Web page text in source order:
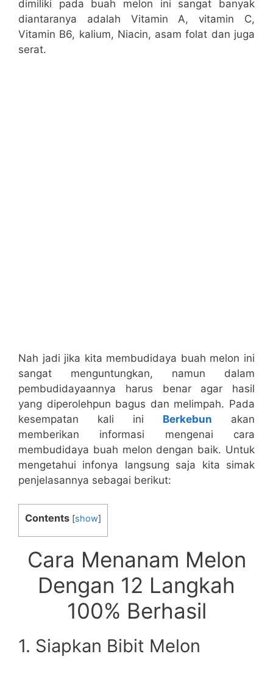
dimiliki pada buah melon ini sangat banyak
diantaranya adalah Vitamin A, vitamin C,
Vitamin B6, kalium, Niacin, asam folat dan juga
serat.
Nah jadi jika kita membudidaya buah melon ini
sangat menguntungkan, namun dalam
pembudidayaannya harus benar agar hasil
yang diperolehpun bagus dan melimpah. Pada
kesempatan kali ini Berkebun akan
memberikan informasi mengenai cara
membudidaya buah melon dengan baik. Untuk
mengetahui infonya langsung saja kita simak
penjelasannya sebagai berikut:
Contents [show]
Cara Menanam Melon
Dengan 12 Langkah
100% Berhasil
1. Siapkan Bibit Melon